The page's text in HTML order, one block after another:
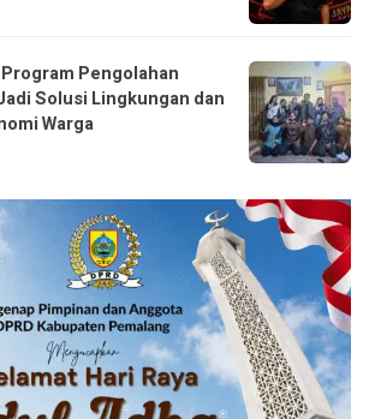
Pengolahan
Solusi Lingkungan dan
Warga